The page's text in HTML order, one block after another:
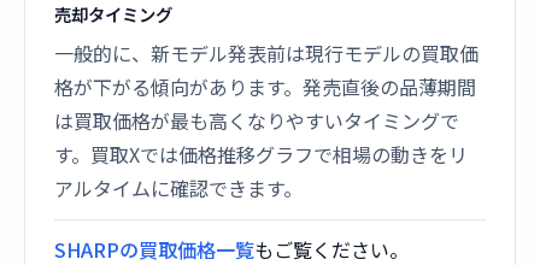
売却タイミング
一般的に、新モデル発表前は現行モデルの買取価
格が下がる傾向があります。発売直後の品薄期間
は買取価格が最も高くなりやすいタイミングで
す。買取Xでは価格推移グラフで相場の動きをリ
アルタイムに確認できます。
SHARPの買取価格一覧もご覧ください。